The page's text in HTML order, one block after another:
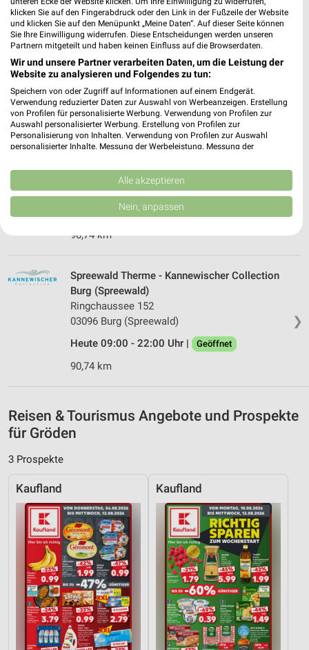
164,42 km
Polster & Pohl Dresden
Hertha-Lindner-Str. 10-12
01067 Dresden
Heute
geschlossen
164,78 km
❯
Spreewald Thermenhotel - Kannewischer
Collection Burg (Spreewald)
Ringchaussee 152
03096 Burg (Spreewald)
90,74 km
❯
Spreewald Therme - Kannewischer Collection
Burg (Spreewald)
Ringchaussee 152
03096 Burg (Spreewald)
Heute 09:00 - 22:00 Uhr |
Geöffnet
90,74 km
Reisen & Tourismus Angebote und Prospekte
für Gröden
3 Prospekte
Kaufland Kaufland
klicken Sie auf den Fingerabdruck oder den Link in der Fußzeile der Website
und klicken Sie auf den Menüpunkt „Meine Daten“. Auf dieser Seite können
Sie Ihre Einwilligung widerrufen. Diese Entscheidungen werden unseren
Partnern mitgeteilt und haben keinen Einfluss auf die Browserdaten.
Wir und unsere Partner verarbeiten Daten, um die Leistung der
Website zu analysieren und Folgendes zu tun:
Speichern von oder Zugriff auf Informationen auf einem Endgerät.
Verwendung reduzierter Daten zur Auswahl von Werbeanzeigen. Erstellung
von Profilen für personalisierte Werbung. Verwendung von Profilen zur
Auswahl personalisierter Werbung. Erstellung von Profilen zur
Personalisierung von Inhalten. Verwendung von Profilen zur Auswahl
personalisierter Inhalte. Messung der Werbeleistung. Messung der
Kombinationen von Daten aus verschiedenen Quellen. Entwicklung und
Verbesserung der Angebote. Verwendung reduzierter Daten zur Auswahl
von Inhalten.
Daten können außerhalb der Europäischen Union weitergegeben und in die
Website/App.
Wir nutzen Ihre Daten für folgende Zwecke:
IAB-Verarbeitungszwecke:
Speichern von oder Zugriff auf Informationen
auf einem Endgerät
Verwendung reduzierter Daten zur Auswahl von
Werbeanzeigen
Verwendung von Profilen zur Auswahl
von Inhalten
Verwendung von Profilen zur Auswahl
personalisierter Inhalte
Messung der Werbeleistung
Messung der Performance von Inhalten
Analyse von Zielgruppen durch Statistiken oder
Kombinationen von Daten aus verschiedenen
Quellen
Alle akzeptieren
Nein, anpassen